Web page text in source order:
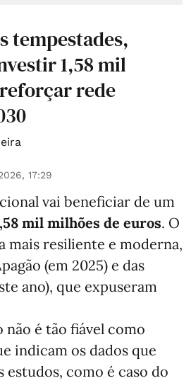
tempestades,
1,58 mil
rede
17:29
vai beneficiar de um
mil milhões de euros. O
mais resiliente e moderna,
(em 2025) e das
ano), que expuseram
é tão fiável como
indicam os dados que
estudos, como é caso do